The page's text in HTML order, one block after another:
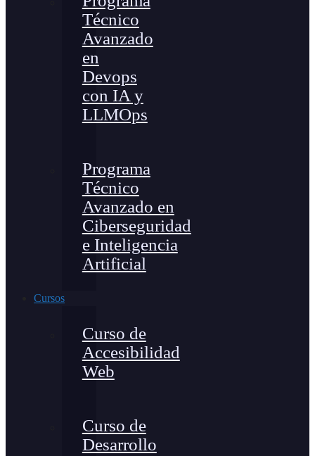
Técnico
Avanzado
en
Devops
con IA y
LLMOps
Programa
Técnico
Avanzado en
Ciberseguridad
e Inteligencia
Artificial
Cursos
Curso de
Accesibilidad
Web
Curso de
Desarrollo